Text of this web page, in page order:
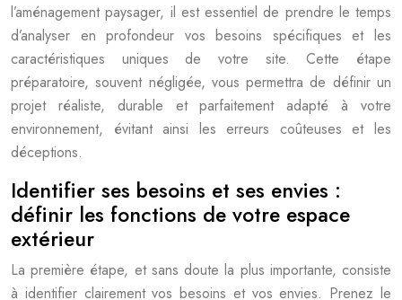
l’aménagement paysager, il est essentiel de prendre le temps
d’analyser en profondeur vos besoins spécifiques et les
caractéristiques uniques de votre site. Cette étape
préparatoire, souvent négligée, vous permettra de définir un
projet réaliste, durable et parfaitement adapté à votre
environnement, évitant ainsi les erreurs coûteuses et les
déceptions.
Identifier ses besoins et ses envies :
définir les fonctions de votre espace
extérieur
La première étape, et sans doute la plus importante, consiste
à identifier clairement vos besoins et vos envies. Prenez le